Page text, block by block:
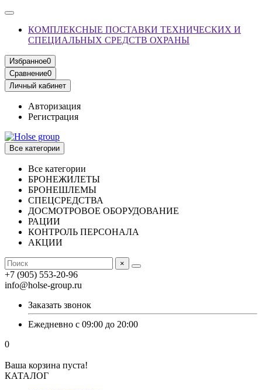
КОМПЛЕКСНЫЕ ПОСТАВКИ ТЕХНИЧЕСКИХ И
СПЕЦИАЛЬНЫХ СРЕДСТВ ОХРАНЫ
Избранное0
Сравнение0
Личный кабинет
Авторизация
Регистрация
Все категории
Все категории
БРОНЕЖИЛЕТЫ
БРОНЕШЛЕМЫ
СПЕЦСРЕДСТВА
ДОСМОТРОВОЕ ОБОРУДОВАНИЕ
РАЦИИ
КОНТРОЛЬ ПЕРСОНАЛА
АКЦИИ
×
+7 (905) 553-20-96
info@holse-group.ru
Заказать звонок
Ежедневно с 09:00 до 20:00
0
Ваша корзина пуста!
КАТАЛОГ